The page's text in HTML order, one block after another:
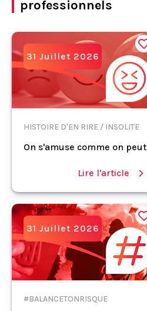
professionnels
31 Juillet 2026
HISTOIRE D'EN RIRE / INSOLITE
On s'amuse comme on peut
Lire l'article
31 Juillet 2026
#BALANCETONRISQUE